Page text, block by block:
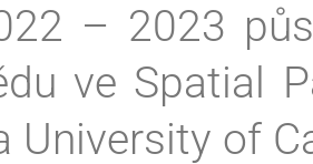
– 2023
ve Spatial
University of